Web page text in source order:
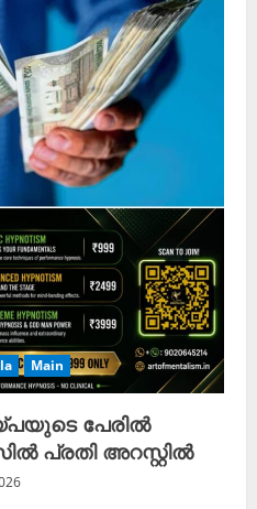
Main
പേരില്‍
പ്രതി അറസ്റ്റില്‍